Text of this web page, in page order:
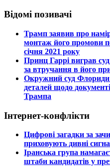
Відомі позивачі
​Трамп заявив про
монтаж його промови
січня 2021 року
​Принц Гаррі виграв
за втручання в його
​Окружний суд Флориди
деталей щодо
Трампа
Інтернет-конфлікти
​Цифрові загадки за
приховують дивні
​Іранська група
штаби кандидатів у